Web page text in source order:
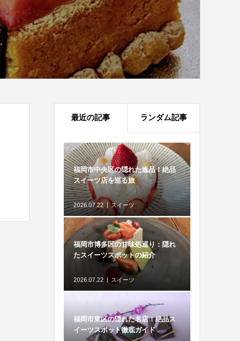
最近の記事 ランダム記事
福岡市中央区の隠れた逸品！絶品
スイーツ店を巡る旅
2026.07.22 スイーツ
福岡市博多区の甘味処巡り：隠れ
たスイーツスポットの紹介
2026.07.22 スイーツ
福岡市東区の隠れた名店！絶品ス
イーツスポット徹底ガイド